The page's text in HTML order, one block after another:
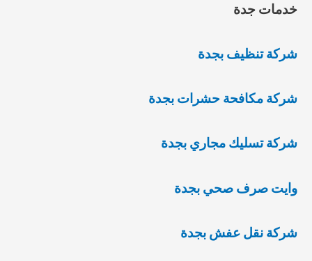
خدمات جدة
شركة تنظيف بجدة
شركة مكافحة حشرات بجدة
شركة تسليك مجاري بجدة
وايت صرف صحي بجدة
شركة نقل عفش بجدة